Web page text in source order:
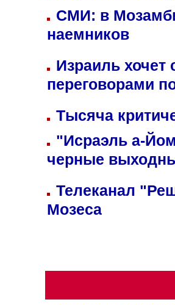
СМИ: в
наемников
Израиль хочет
переговорами
Тысяча
"Исраэль а-
черные
Телеканал
Мозеса